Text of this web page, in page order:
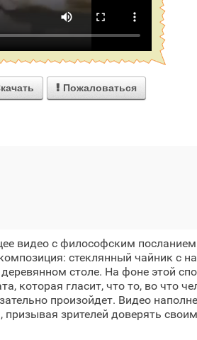
 Пожаловаться
видео с философским
стеклянный чайник с
столе. На фоне этой
которая гласит, что то, во что
произойдет. Видео
зрителей доверять